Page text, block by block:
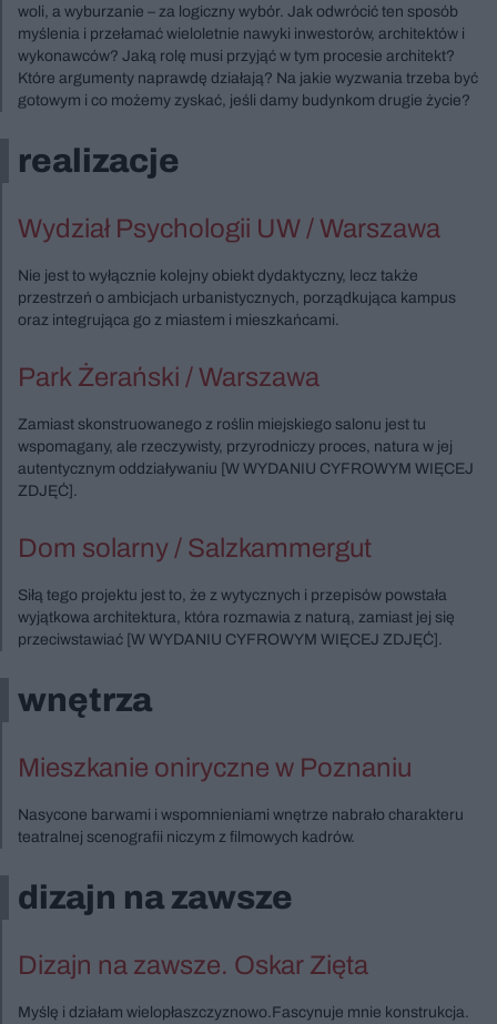
woli, a wyburzanie – za logiczny wybór. Jak odwrócić ten sposób
myślenia i przełamać wieloletnie nawyki inwestorów, architektów i
wykonawców? Jaką rolę musi przyjąć w tym procesie architekt?
Które argumenty naprawdę działają? Na jakie wyzwania trzeba być
gotowym i co możemy zyskać, jeśli damy budynkom drugie życie?
realizacje
Wydział Psychologii UW / Warszawa
Nie jest to wyłącznie kolejny obiekt dydaktyczny, lecz także
przestrzeń o ambicjach urbanistycznych, porządkująca kampus
oraz integrująca go z miastem i mieszkańcami.
Park Żerański / Warszawa
Zamiast skonstruowanego z roślin miejskiego salonu jest tu
wspomagany, ale rzeczywisty, przyrodniczy proces, natura w jej
autentycznym oddziaływaniu [W WYDANIU CYFROWYM WIĘCEJ
ZDJĘĆ].
Dom solarny / Salzkammergut
Siłą tego projektu jest to, że z wytycznych i przepisów powstała
wyjątkowa architektura, która rozmawia z naturą, zamiast jej się
przeciwstawiać [W WYDANIU CYFROWYM WIĘCEJ ZDJĘĆ].
wnętrza
Mieszkanie oniryczne w Poznaniu
Nasycone barwami i wspomnieniami wnętrze nabrało charakteru
teatralnej scenografii niczym z filmowych kadrów.
dizajn na zawsze
Dizajn na zawsze. Oskar Zięta
Myślę i działam wielopłaszczyznowo.Fascynuje mnie konstrukcja.